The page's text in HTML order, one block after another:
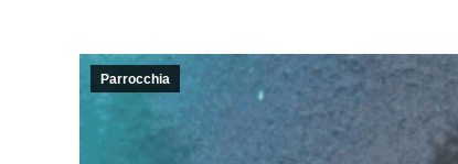
Parrocchia